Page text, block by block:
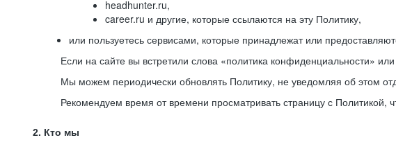
headhunter.ru,
career.ru и другие, которые ссылаются на эту Политику,
или пользуетесь сервисами, которые принадлежат или
Если на сайте вы встретили слова «политика конфиденциальности»
Мы можем периодически обновлять Политику, не уведомляя об этом
Рекомендуем время от времени просматривать страницу с
2. Кто мы